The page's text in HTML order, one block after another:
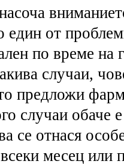
един от
по време на
случаи,
предложи
случаи обаче
се отнася
месец или